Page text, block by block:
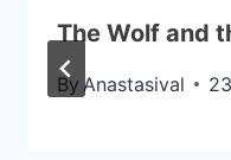
The Wolf and
By Anastasival